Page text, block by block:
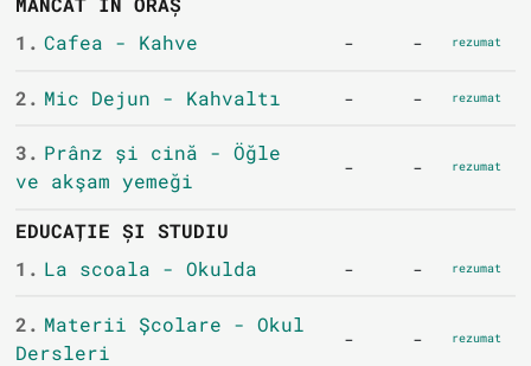
1. Cafea - Kahve - - rezumat
2. Mic Dejun - Kahvaltı - - rezumat
3. Prânz și cină - Öğle
ve akşam yemeği
- - rezumat
EDUCAȚIE ȘI STUDIU
1. La scoala - Okulda - - rezumat
2. Materii Școlare - Okul
Dersleri
- - rezumat